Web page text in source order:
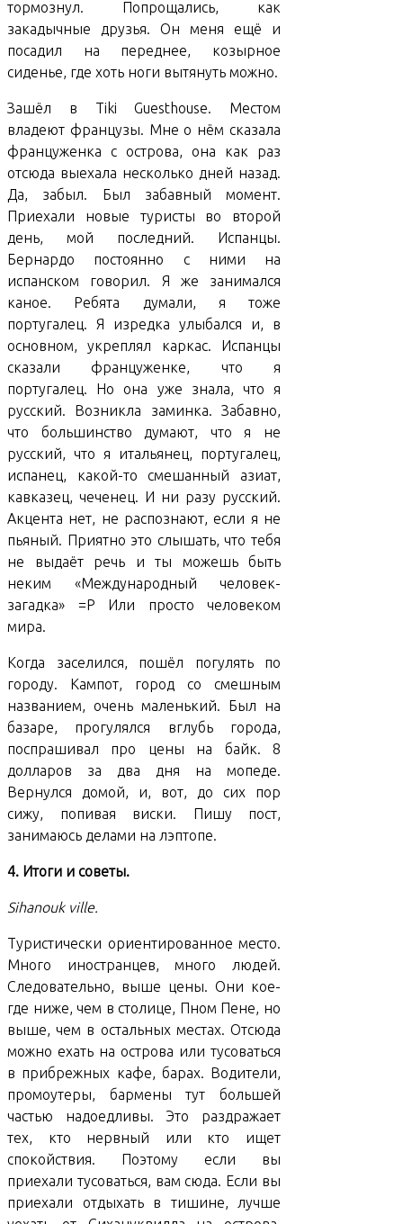
тормознул. Попрощались, как
закадычные друзья. Он меня ещё и
посадил на переднее, козырное
сиденье, где хоть ноги вытянуть можно.
Зашёл в Tiki Guesthouse. Местом
владеют французы. Мне о нём сказала
француженка с острова, она как раз
отсюда выехала несколько дней назад.
Да, забыл. Был забавный момент.
Приехали новые туристы во второй
день, мой последний. Испанцы.
Бернардо постоянно с ними на
испанском говорил. Я же занимался
каное. Ребята думали, я тоже
португалец. Я изредка улыбался и, в
основном, укреплял каркас. Испанцы
сказали француженке, что я
португалец. Но она уже знала, что я
русский. Возникла заминка. Забавно,
что большинство думают, что я не
русский, что я итальянец, португалец,
испанец, какой-то смешанный азиат,
кавказец, чеченец. И ни разу русский.
Акцента нет, не распознают, если я не
пьяный. Приятно это слышать, что тебя
не выдаёт речь и ты можешь быть
неким «Международный человек-
загадка» =P Или просто человеком
мира.
Когда заселился, пошёл погулять по
городу. Кампот, город со смешным
названием, очень маленький. Был на
базаре, прогулялся вглубь города,
поспрашивал про цены на байк. 8
долларов за два дня на мопеде.
Вернулся домой, и, вот, до сих пор
сижу, попивая виски. Пишу пост,
занимаюсь делами на лэптопе.
4. Итоги и советы.
Sihanouk ville.
Туристически ориентированное место.
Много иностранцев, много людей.
Следовательно, выше цены. Они кое-
где ниже, чем в столице, Пном Пене, но
выше, чем в остальных местах. Отсюда
можно ехать на острова или тусоваться
в прибрежных кафе, барах. Водители,
промоутеры, бармены тут большей
частью надоедливы. Это раздражает
тех, кто нервный или кто ищет
спокойствия. Поэтому если вы
приехали тусоваться, вам сюда. Если вы
приехали отдыхать в тишине, лучше